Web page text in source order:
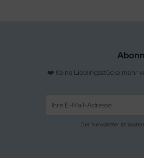
❤️ Keine Lieblingsstücke mehr
Der Newsletter ist